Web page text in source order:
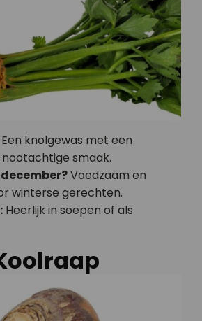
Een knolgewas met een
smaak.
Voedzaam en
winterse gerechten.
Heerlijk in soepen of als